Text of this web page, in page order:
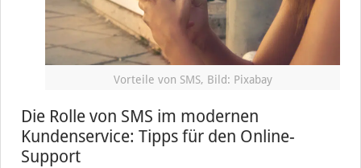
Vorteile von SMS, Bild: Pixabay
Die Rolle von SMS im modernen
Kundenservice: Tipps für den Online-
Support